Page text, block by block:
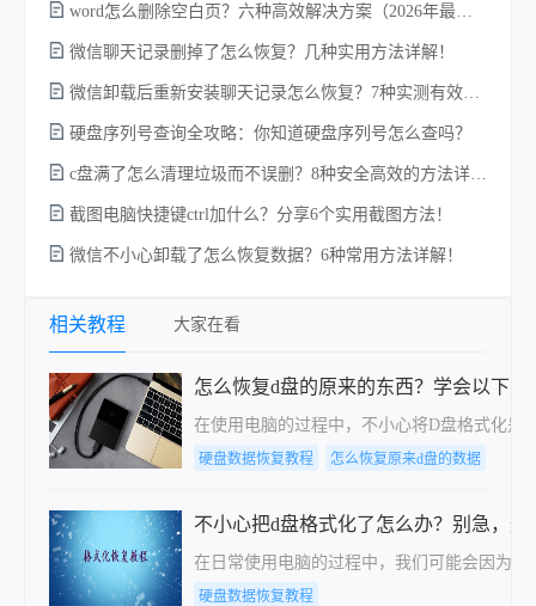
word怎么删除空白页？六种高效解决方案（2026年最新实操指南）！
微信聊天记录删掉了怎么恢复？几种实用方法详解！
微信卸载后重新安装聊天记录怎么恢复？7种实测有效的恢复方案详解！
硬盘序列号查询全攻略：你知道硬盘序列号怎么查吗？
c盘满了怎么清理垃圾而不误删？8种安全高效的方法详解+误删恢复指南！
截图电脑快捷键ctrl加什么？分享6个实用截图方法！
微信不小心卸载了怎么恢复数据？6种常用方法详解！
相关教程 大家在看
怎么恢复d盘的原来的东西？学会以下方
在使用电脑的过程中，不小心将D盘格式化是
硬盘数据恢复教程 怎么恢复原来d盘的数据
不小心把d盘格式化了怎么办？别急，这
在日常使用电脑的过程中，我们可能会因为
硬盘数据恢复教程